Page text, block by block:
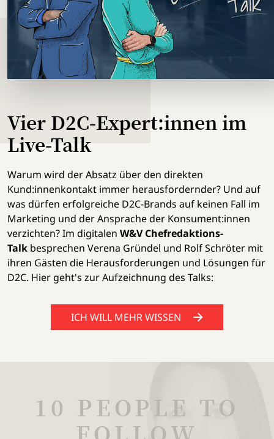
Vier D2C-Expert:innen im
Live-Talk
Warum wird der Absatz über den direkten
Kund:innenkontakt immer herausfordernder? Und auf
was dürfen erfolgreiche D2C-Brands auf keinen Fall im
Marketing und der Ansprache der Konsument:innen
verzichten? Im digitalen W&V Chefredaktions-
Talk besprechen Verena Gründel und Rolf Schröter mit
ihren Gästen die Herausforderungen und Lösungen für
D2C. Hier geht's zur Aufzeichnung des Talks:
ICH WILL MEHR WISSEN
10 PEOPLE TO